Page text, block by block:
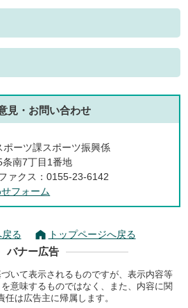
見・お問い合わせ
ーツ課スポーツ振興係
南7丁目1番地
ァクス：0155-23-6142
フォーム
る トップページへ戻る
バナー広告
いて表示されるものですが、表示内容等
意味するものではなく、また、内容に関
任は広告主に帰属します。